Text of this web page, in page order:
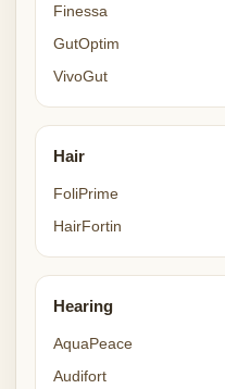
Finessa
GutOptim
VivoGut
Hair
FoliPrime
HairFortin
Hearing
AquaPeace
Audifort